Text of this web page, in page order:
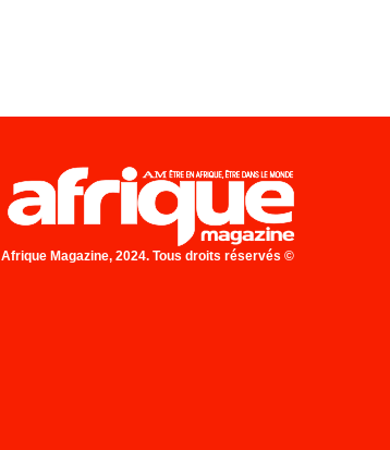
Afrique Magazine, 2024. Tous droits réservés ©